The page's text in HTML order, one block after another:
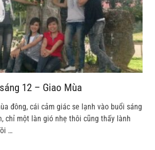
12 – Giao Mùa
đông, cái cảm giác se lạnh vào buổi sáng
chỉ một làn gió nhẹ thôi cũng thấy lành
…